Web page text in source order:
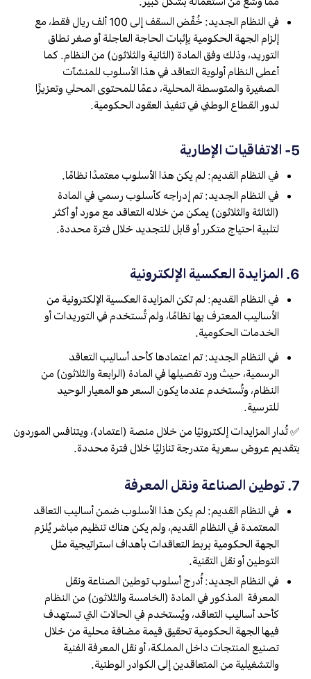
في النظام الجديد: خُفّض السقف إلى 100 ألف ريال فقط، مع
إلزام الجهة الحكومية بإثبات الحاجة العاجلة أو صغر نطاق
التوريد، وذلك وفق المادة (الثانية والثلاثون) من النظام. كما
أعطى النظام أولوية التعاقد في هذا الأسلوب للمنشآت
الصغيرة والمتوسطة المحلية، دعمًا للمحتوى المحلي وتعزيزًا
لدور القطاع الوطني في تنفيذ العقود الحكومية.
5- الاتفاقيات الإطارية
في النظام القديم: لم يكن هذا الأسلوب معتمدًا نظامًا.
في النظام الجديد: تم إدراجه كأسلوب رسمي في المادة
(الثالثة والثلاثون) يمكن من خلاله التعاقد مع مورد أو أكثر
لتلبية احتياج متكرر أو قابل للتجديد خلال فترة محددة.
6. المزايدة العكسية الإلكترونية
في النظام القديم: لم تكن المزايدة العكسية الإلكترونية من
الأساليب المعترف بها نظامًا، ولم تُستخدم في التوريدات أو
الخدمات الحكومية.
في النظام الجديد: تم اعتمادها كأحد أساليب التعاقد
الرسمية، حيث ورد تفصيلها في المادة (الرابعة والثلاثون) من
النظام، وتُستخدم عندما يكون السعر هو المعيار الوحيد
للترسية.
✅ تُدار المزايدات إلكترونيًا من خلال منصة (اعتماد)، ويتنافس الموردون
بتقديم عروض سعرية متدرجة تنازليًا خلال فترة محددة.
7. توطين الصناعة ونقل المعرفة
في النظام القديم: لم يكن هذا الأسلوب ضمن أساليب التعاقد
المعتمدة في النظام القديم، ولم يكن هناك تنظيم مباشر يُلزم
الجهة الحكومية بربط التعاقدات بأهداف استراتيجية مثل
التوطين أو نقل التقنية.
في النظام الجديد: أُدرج أسلوب توطين الصناعة ونقل
المعرفة المذكور في المادة (الخامسة والثلاثون) من النظام
كأحد أساليب التعاقد، ويُستخدم في الحالات التي تستهدف
فيها الجهة الحكومية تحقيق قيمة مضافة محلية من خلال
تصنيع المنتجات داخل المملكة، أو نقل المعرفة الفنية
والتشغيلية من المتعاقدين إلى الكوادر الوطنية.